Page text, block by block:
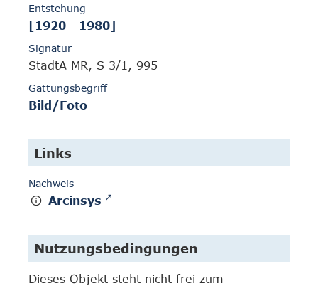
Entstehung
[1920 - 1980]
Signatur
StadtA MR, S 3/1, 995
Gattungsbegriff
Bild/Foto
Links
Nachweis
Arcinsys
Nutzungsbedingungen
Dieses Objekt steht nicht frei zum